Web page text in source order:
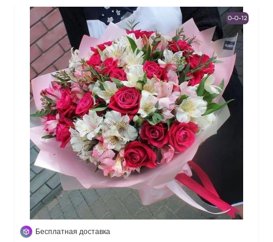
0-0-12
Бесплатная доставка